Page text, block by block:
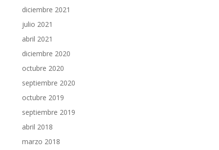
diciembre 2021
julio 2021
abril 2021
diciembre 2020
octubre 2020
septiembre 2020
octubre 2019
septiembre 2019
abril 2018
marzo 2018